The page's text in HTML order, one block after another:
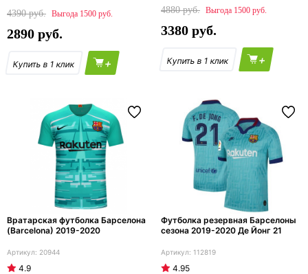
4390
1500
2890
+
4880
1500
3380
+
Вратарская футболка Барселона
(Barcelona) 2019-2020
20944
4.9
Футболка резервная Барселоны
сезона 2019-2020 Де Йонг 21
112819
4.95